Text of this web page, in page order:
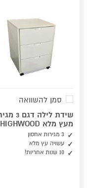
סמן להשוואה
שידת לילה
מעץ מלא HIGHWOOD
3 מגירות אחסון
עשויה עץ מלא
10 שנות אחריות!